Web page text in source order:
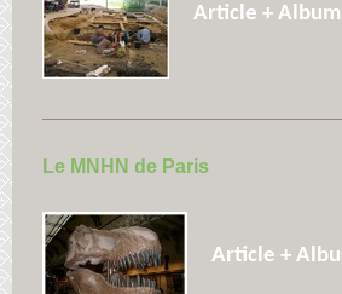
Article + Album
Le MNHN de Paris
Article +